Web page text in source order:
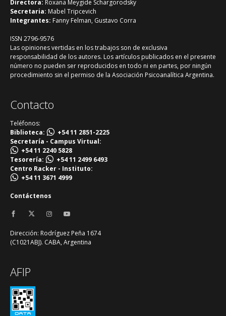
Directora: Roxana Meygide Schargorodsky
Secretaria: Mabel Tripcevich
Integrantes: Fanny Felman, Gustavo Corra
ISSN 2796-9576
Las opiniones vertidas en los trabajos son de exclusiva
responsabilidad de los autores. Los artículos publicados en el presente
número no pueden ser reproducidos en todo ni en partes, por ningún
procedimiento sin el permiso de la Asociación Psicoanalítica Argentina.
Contacto
Teléfonos:
Biblioteca:
+54 11 2851-2225
Secretaría - Campus Virtual:
+54 11 2240 5828
Tesorería:
+54 11 2499 6493
Centro Racker - Instituto:
+54 11 3671 4999
Contáctenos
Dirección: Rodríguez Peña 1674
(C1021ABJ). CABA, Argentina
AFIP